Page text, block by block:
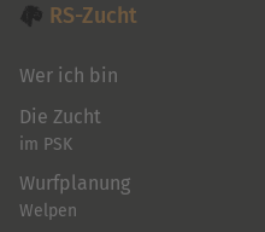
RS-Zucht
Wer ich bin
Die Zucht
im PSK
Wurfplanung
Welpen